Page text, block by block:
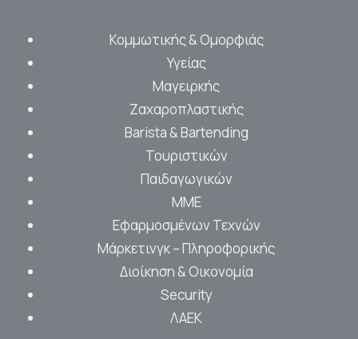
Κομμωτικής & Ομορφιάς
Υγείας
Μαγειρκής
Ζαχαροπλαστικής
Barista & Bartending
Τουριστικών
Παιδαγωγικών
ΜΜΕ
Εφαρμοσμένων Τεχνών
Μάρκετινγκ – Πληροφορικής
Διοίκηση & Οικονομία
Security
ΛΑΕΚ